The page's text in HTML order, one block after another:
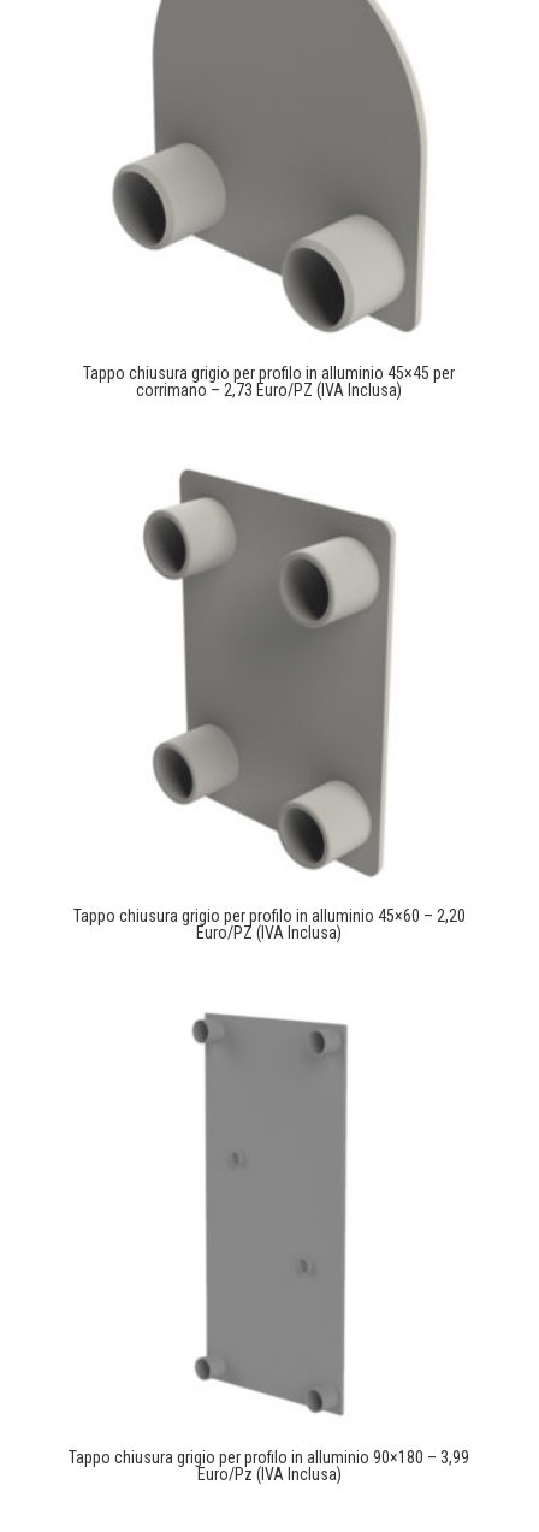
Tappo chiusura grigio per profilo in alluminio 45×45 per
corrimano – 2,73 Euro/PZ (IVA Inclusa)
Tappo chiusura grigio per profilo in alluminio 45×60 – 2,20
Euro/PZ (IVA Inclusa)
Tappo chiusura grigio per profilo in alluminio 90×180 – 3,99
Euro/Pz (IVA Inclusa)